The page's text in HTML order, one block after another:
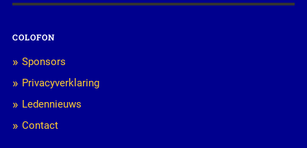
COLOFON
Sponsors
Privacyverklaring
Ledennieuws
Contact